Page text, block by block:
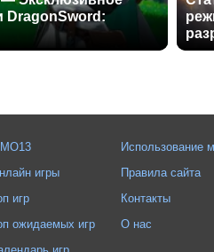
DragonSword:
игры
игр
ожидаемых игр
Использование
Правила сайта
Контакты
О нас